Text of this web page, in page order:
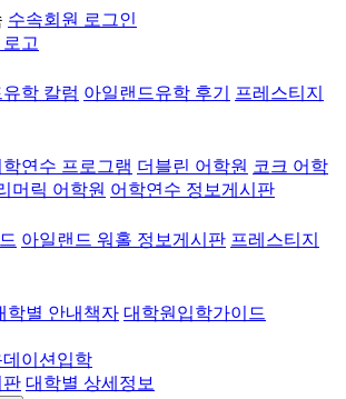
수속회원 로그인
학 칼럼 아일랜드유학 후기
프레스티지
학연수 프로그램 더블린 어학원 코크 어학
머릭 어학원 어학연수 정보게시판
아일랜드 워홀 정보게시판 프레스티지
학별 안내책자 대학원입학가이드
데이션입학
판 대학별 상세정보